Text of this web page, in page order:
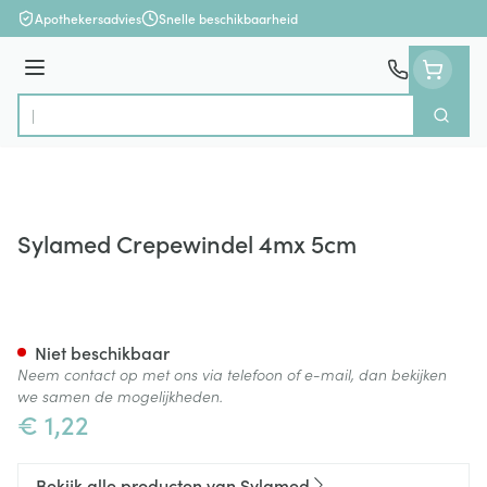
Ga naar de inhoud
Apothekersadvies Snelle beschikbaarheid
Menu
Product, merk, categorie...
Zoek
Sylamed Crepewindel 4mx 5cm
€ 1,22
Niet beschikbaar
Neem contact op met ons via telefoon of e-mail, dan bekijken
we samen de mogelijkheden.